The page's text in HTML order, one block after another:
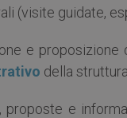
(visite guidate,
e
della
proposte e